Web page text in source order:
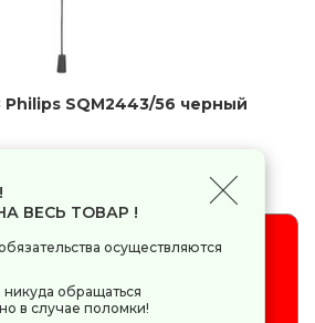
SQM2443/56 черный
на складе, не ожидается,
отличной от 0.
ВЕСЬ ТОВАР !
осуществляются
обращаться
в случае поломки!